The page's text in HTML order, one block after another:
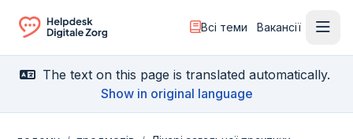
Ga naar de homepagina
Всі теми Вакансії
The text on this page is translated automatically.
Show in original language